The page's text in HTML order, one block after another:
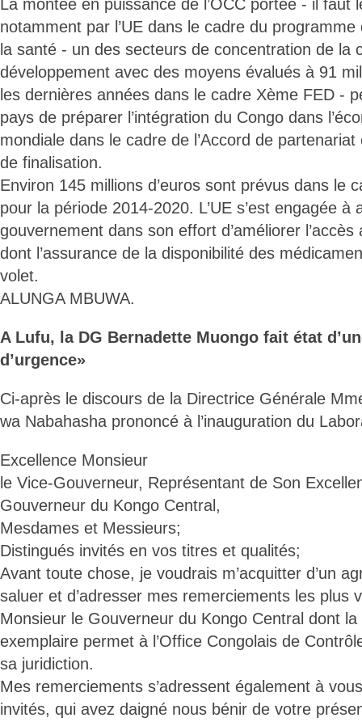
La montée en puissance de l’OCC portée - il faut
notamment par l’UE dans le cadre du programme
la santé - un des secteurs de concentration de la
développement avec des moyens évalués à 91
les dernières années dans le cadre Xème FED -
pays de préparer l’intégration du Congo dans
mondiale dans le cadre de l’Accord de
de finalisation.
Environ 145 millions d’euros sont prévus dans le
pour la période 2014-2020. L’UE s’est engagée à
gouvernement dans son effort d’améliorer
dont l’assurance de la disponibilité des
volet.
ALUNGA MBUWA.
A Lufu, la DG Bernadette Muongo fait état
d’urgence»
Ci-après le discours de la Directrice Générale
wa Nabahasha prononcé à l’inauguration du
Excellence Monsieur
le Vice-Gouverneur, Représentant de Son
Gouverneur du Kongo Central,
Mesdames et Messieurs;
Distingués invités en vos titres et qualités;
Avant toute chose, je voudrais m’acquitter d’un
saluer et d’adresser mes remerciements les plus
Monsieur le Gouverneur du Kongo Central dont
exemplaire permet à l’Office Congolais de
sa juridiction.
Mes remerciements s’adressent également à
invités, qui avez daigné nous bénir de votre